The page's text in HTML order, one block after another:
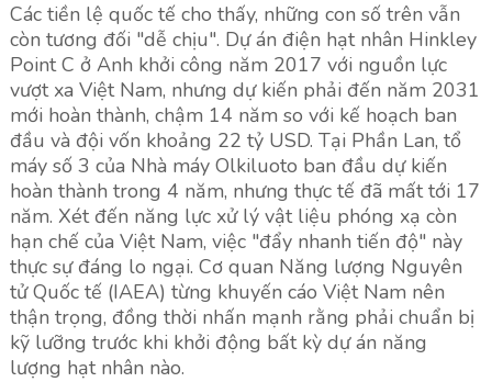
Các tiền lệ quốc tế cho thấy, những con số trên vẫn
còn tương đối "dễ chịu". Dự án điện hạt nhân Hinkley
Point C ở Anh khởi công năm 2017 với nguồn lực
vượt xa Việt Nam, nhưng dự kiến ​​phải đến năm 2031
mới hoàn thành, chậm 14 năm so với kế hoạch ban
đầu và đội vốn khoảng 22 tỷ USD. Tại Phần Lan, tổ
máy số 3 của Nhà máy Olkiluoto ban đầu dự kiến
hoàn thành trong 4 năm, nhưng thực tế đã mất tới 17
năm. Xét đến năng lực xử lý vật liệu phóng xạ còn
hạn chế của Việt Nam, việc "đẩy nhanh tiến độ" này
thực sự đáng lo ngại. Cơ quan Năng lượng Nguyên
tử Quốc tế (IAEA) từng khuyến cáo Việt Nam nên
thận trọng, đồng thời nhấn mạnh rằng phải chuẩn bị
kỹ lưỡng trước khi khởi động bất kỳ dự án năng
lượng hạt nhân nào.